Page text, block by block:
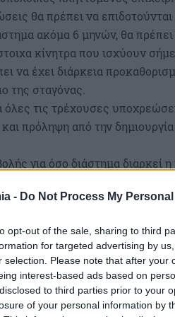
- Do Not Process My
opt-out of the sale, sharing to third
for targeted advertising by
selection. Please note that after your
interest-based ads based on
to third parties prior to your
of your personal information by
θα πρέπει να επιδοτούνται
ακόμα 6 μηνών, θα πρέπει
κίνητρα που ισχύουν
να έχει διάρκεια
της σταγόνας.
τις τρέχουσες
πρόληψη από την
για όσο διάστημα διαρκεί η
της πτώσης τζίρου.
δανείου με όρους
σε επιχειρήσεις κάθε
δοθεί σχετική λύση και στο
ενέργεια, που
το σύνολο του